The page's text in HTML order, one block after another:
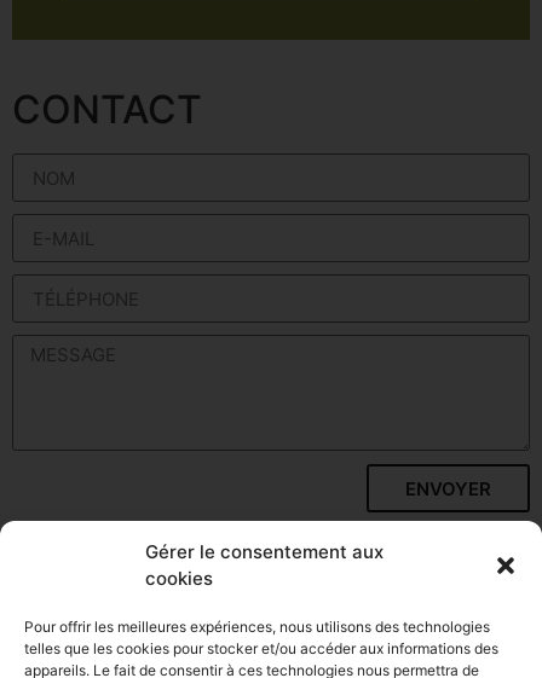
Gérer le consentement aux
cookies
Pour offrir les meilleures expériences, nous utilisons des technologies
telles que les cookies pour stocker et/ou accéder aux informations des
appareils. Le fait de consentir à ces technologies nous permettra de
CONTACT
ENVOYER
COORDONNÉES
Nous sommes joignables pour toute demande
d’information et de devis.